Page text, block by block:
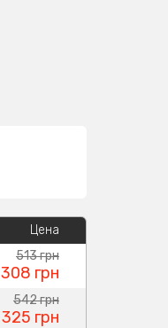
Цена
513 грн
308 грн
542 грн
325 грн